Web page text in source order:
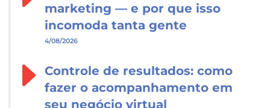
marketing — e por que isso
incomoda tanta gente
4/08/2026
Controle de resultados: como
fazer o acompanhamento em
seu negócio virtual